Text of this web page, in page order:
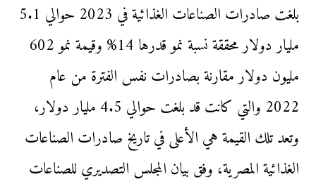
بلغت صادرات الصناعات الغذائية في 2023 حوالي 5.1
مليار دولار محققة نسبة نمو قدرها 14% وقيمة نمو 602
مليون دولار مقارنة بصادرات نفس الفترة من عام
2022 والتي كانت قد بلغت حوالي 4.5 مليار دولار،
وتعد تلك القيمة هي الأعلى في تاريخ صادرات الصناعات
الغذائية المصرية، وفق بيان المجلس التصديري للصناعات